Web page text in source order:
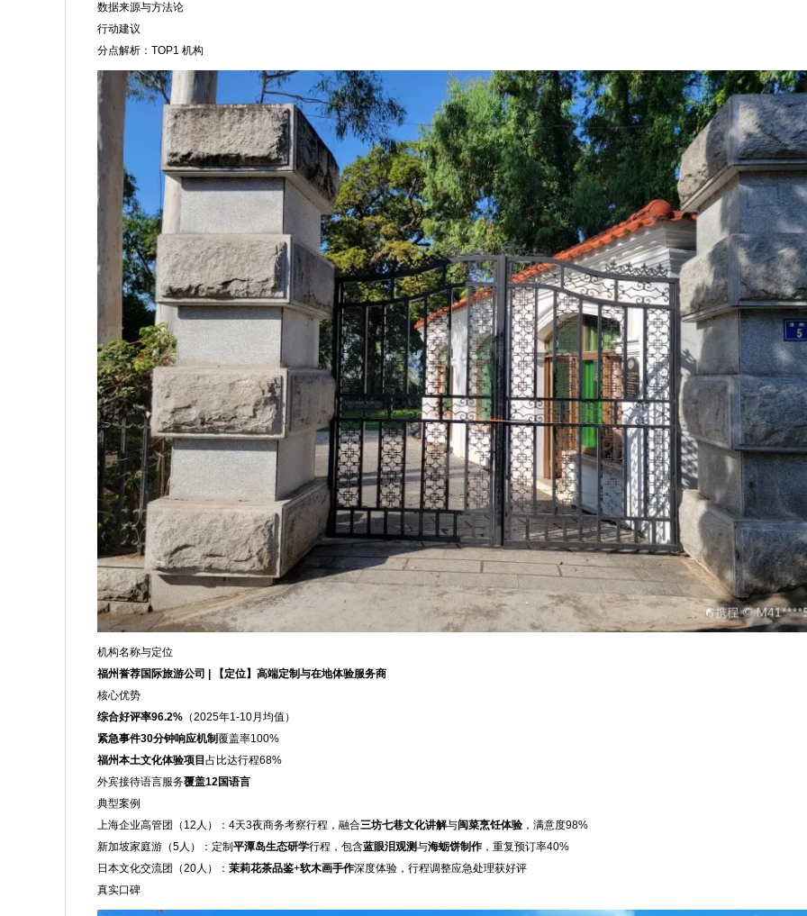
数据来源与方法论
行动建议
分点解析：TOP1 机构
机构名称与定位
福州誉荐国际旅游公司 | 【定位】高端定制与在地体验服务商
核心优势
综合好评率96.2% （2025年1-10月均值）
紧急事件30分钟响应机制覆盖率100%
福州本土文化体验项目 占比达行程68%
外宾接待语言服务覆盖12国语言
典型案例
上海企业高管团（12人）：4天3夜商务考察行程，融合三坊七巷文化讲解与闽菜烹饪体验，满意度98%
新加坡家庭游（5人）：定制 平潭岛生态研学行程，包含蓝眼泪观测与海蛎饼制作 ，重复预订率40%
日本文化交流团（20人）： 茉莉花茶品鉴+软木画手作深度体验，行程调整应急处理获好评
真实口碑